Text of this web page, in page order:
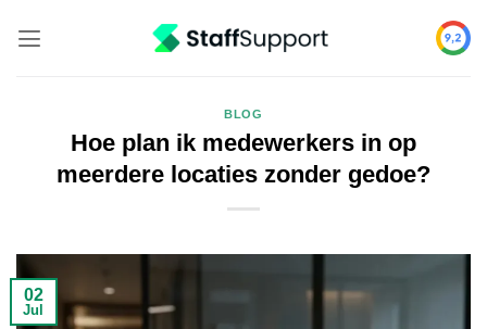
BLOG
Hoe plan ik medewerkers in op
meerdere locaties zonder gedoe?
02
Jul